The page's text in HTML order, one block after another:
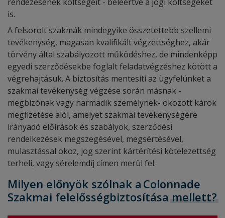
is.
A felsorolt szakmák mindegyike összetettebb szellemi
tevékenység, magasan kvalifikált végzettséghez, akár
törvény által szabályozott működéshez, de mindenképp
egyedi szerződésekbe foglalt feladatvégzéshez kötött a
végrehajtásuk. A biztosítás mentesíti az ügyfelünket a
szakmai tevékenység végzése során másnak -
megbízónak vagy harmadik személynek- okozott károk
megfizetése alól, amelyet szakmai tevékenységére
irányadó előírások és szabályok, szerződési
rendelkezések megszegésével, megsértésével,
mulasztással okoz, jog szerint kártérítési kötelezettség
terheli, vagy sérelemdíj címen merül fel.
Milyen előnyök szólnak a Colonnade
Szakmai felelősségbiztosítása mellett?